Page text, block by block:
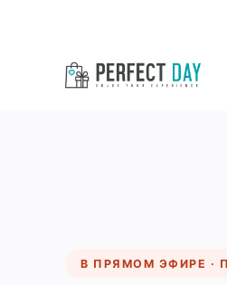
В ПРЯМОМ ЭФИРЕ ·